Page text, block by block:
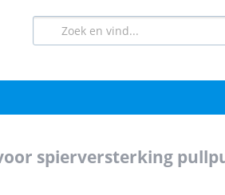
spierversterking